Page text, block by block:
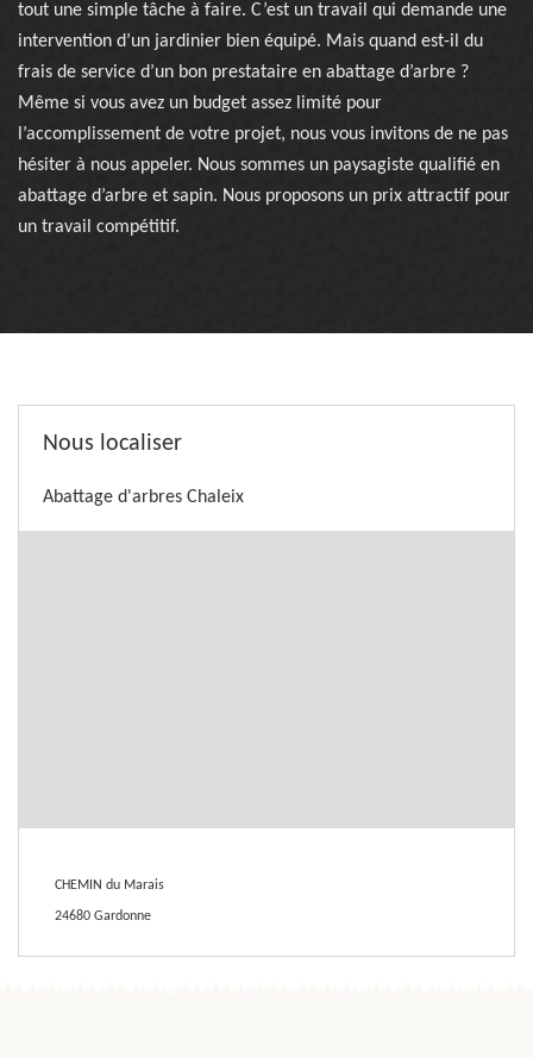
tout une simple tâche à faire. C’est un travail qui demande une
intervention d’un jardinier bien équipé. Mais quand est-il du
frais de service d’un bon prestataire en abattage d’arbre ?
Même si vous avez un budget assez limité pour
l’accomplissement de votre projet, nous vous invitons de ne pas
hésiter à nous appeler. Nous sommes un paysagiste qualifié en
abattage d’arbre et sapin. Nous proposons un prix attractif pour
un travail compétitif.
Nous localiser
Abattage d'arbres Chaleix
CHEMIN du Marais
24680 Gardonne